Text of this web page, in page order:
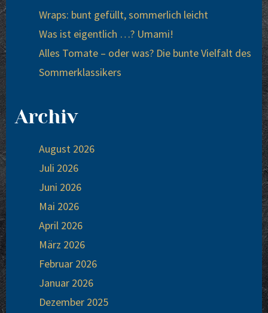
Wraps: bunt gefüllt, sommerlich leicht
Was ist eigentlich …? Umami!
Alles Tomate – oder was? Die bunte Vielfalt des
Sommerklassikers
Archiv
August 2026
Juli 2026
Juni 2026
Mai 2026
April 2026
März 2026
Februar 2026
Januar 2026
Dezember 2025